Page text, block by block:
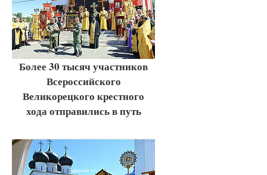
Более 30 тысяч участников
Всероссийского
Великорецкого крестного
хода отправились в путь